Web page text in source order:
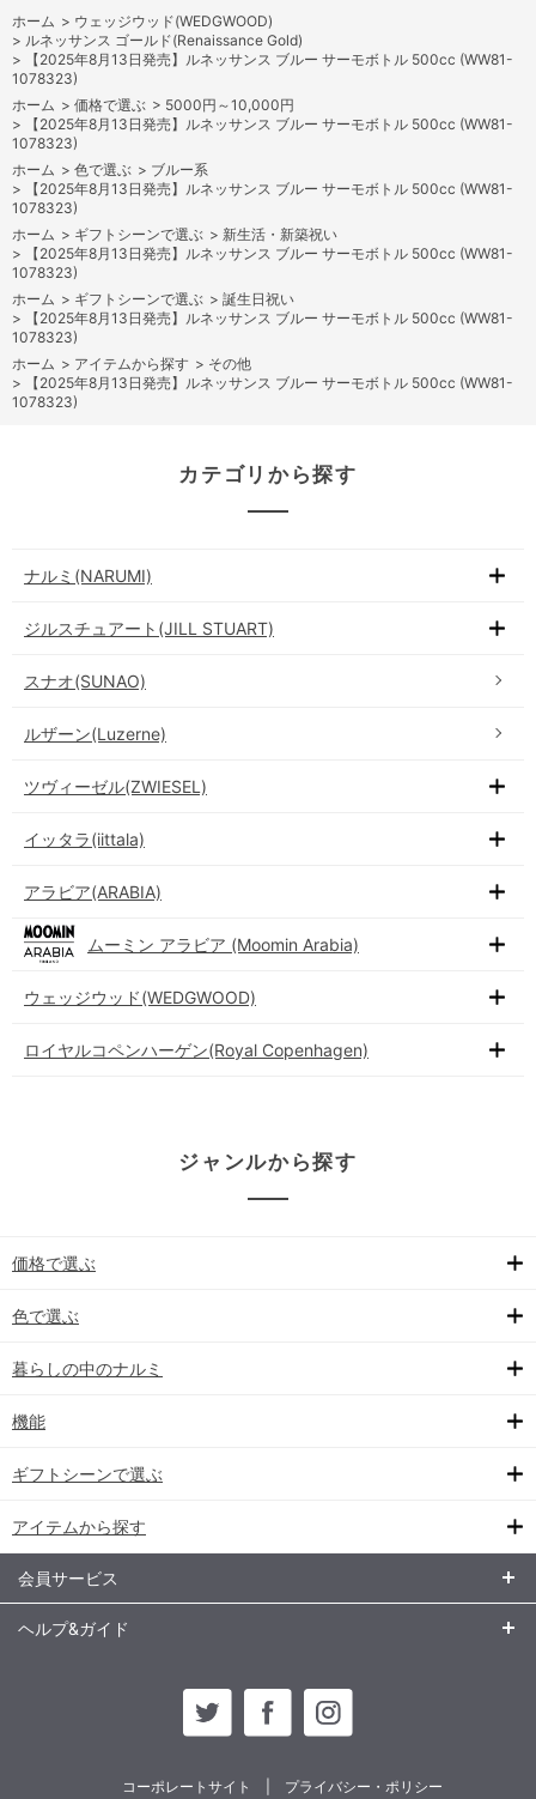
ホーム > ウェッジウッド(WEDGWOOD)
> ルネッサンス ゴールド(Renaissance Gold)
>
【2025年8月13日発売】ルネッサンス ブルー サーモボトル 500cc (WW81-
1078323)
ホーム > 価格で選ぶ > 5000円～10,000円
>
【2025年8月13日発売】ルネッサンス ブルー サーモボトル 500cc (WW81-
1078323)
ホーム > 色で選ぶ > ブルー系
>
【2025年8月13日発売】ルネッサンス ブルー サーモボトル 500cc (WW81-
1078323)
ホーム > ギフトシーンで選ぶ > 新生活・新築祝い
>
【2025年8月13日発売】ルネッサンス ブルー サーモボトル 500cc (WW81-
1078323)
ホーム > ギフトシーンで選ぶ > 誕生日祝い
>
【2025年8月13日発売】ルネッサンス ブルー サーモボトル 500cc (WW81-
1078323)
ホーム > アイテムから探す > その他
>
【2025年8月13日発売】ルネッサンス ブルー サーモボトル 500cc (WW81-
1078323)
カテゴリから探す
ナルミ(NARUMI)
ジルスチュアート(JILL STUART)
スナオ(SUNAO)
ルザーン(Luzerne)
ツヴィーゼル(ZWIESEL)
イッタラ(iittala)
アラビア(ARABIA)
ムーミン アラビア (Moomin Arabia)
ウェッジウッド(WEDGWOOD)
ロイヤルコペンハーゲン(Royal Copenhagen)
ジャンルから探す
価格で選ぶ
色で選ぶ
暮らしの中のナルミ
機能
ギフトシーンで選ぶ
アイテムから探す
会員サービス
ヘルプ&ガイド
コーポレートサイト プライバシー・ポリシー